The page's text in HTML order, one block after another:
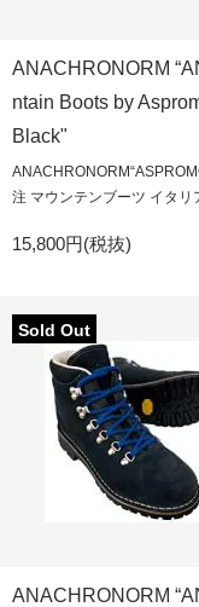
ANACHRONORM
ntain Boots by
Black"
注 マウンテンブーツ イタリ
15,800円(税抜)
Sold Out
ANACHRONORM